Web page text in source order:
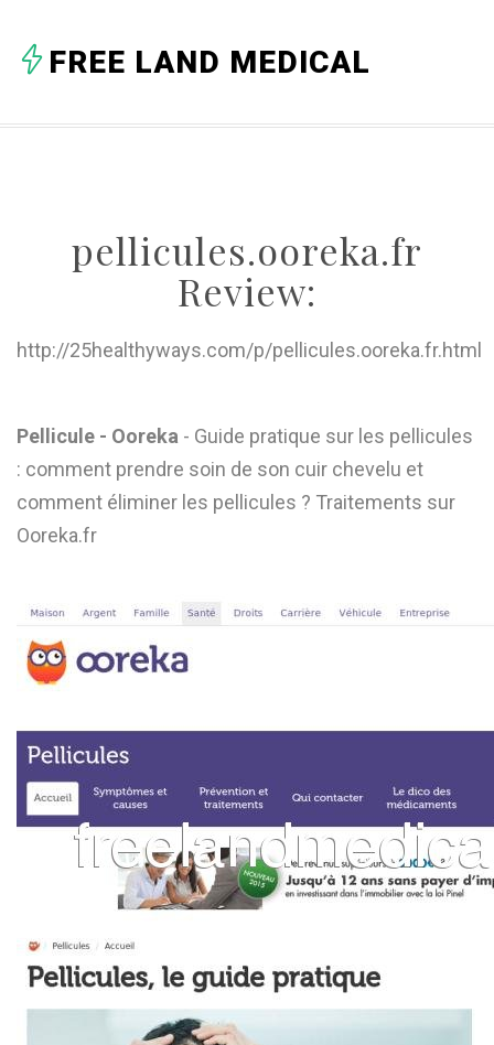
C
H
J
R
S
T
FREE LAND MEDICAL
pellicules.ooreka.fr
Review:
http://25healthyways.com/p/pellicules.ooreka.fr.html
Pellicule - Ooreka - Guide pratique sur les pellicules
: comment prendre soin de son cuir chevelu et
comment éliminer les pellicules ? Traitements sur
Ooreka.fr